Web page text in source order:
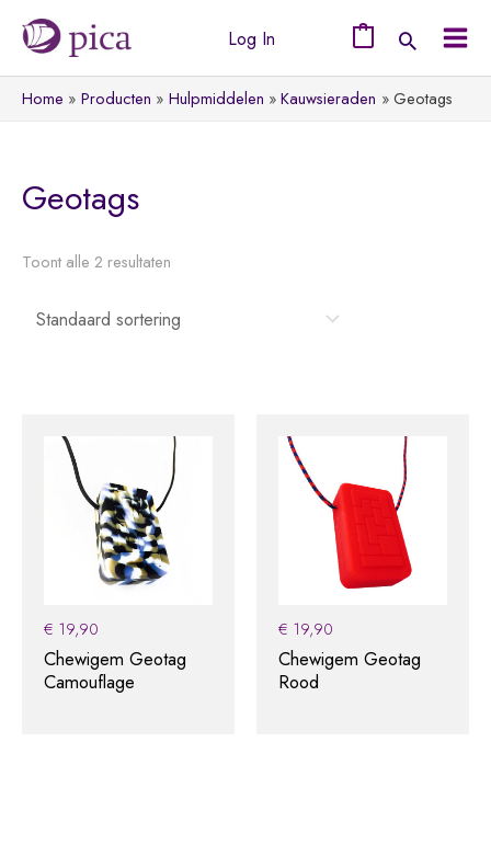
naar
de
inhoud
Log In
Home Producten Hulpmiddelen Kauwsieraden Geotags
Geotags
Toont alle 2 resultaten
€ 19,90
Chewigem Geotag
Camouflage
€ 19,90
Chewigem Geotag
Rood